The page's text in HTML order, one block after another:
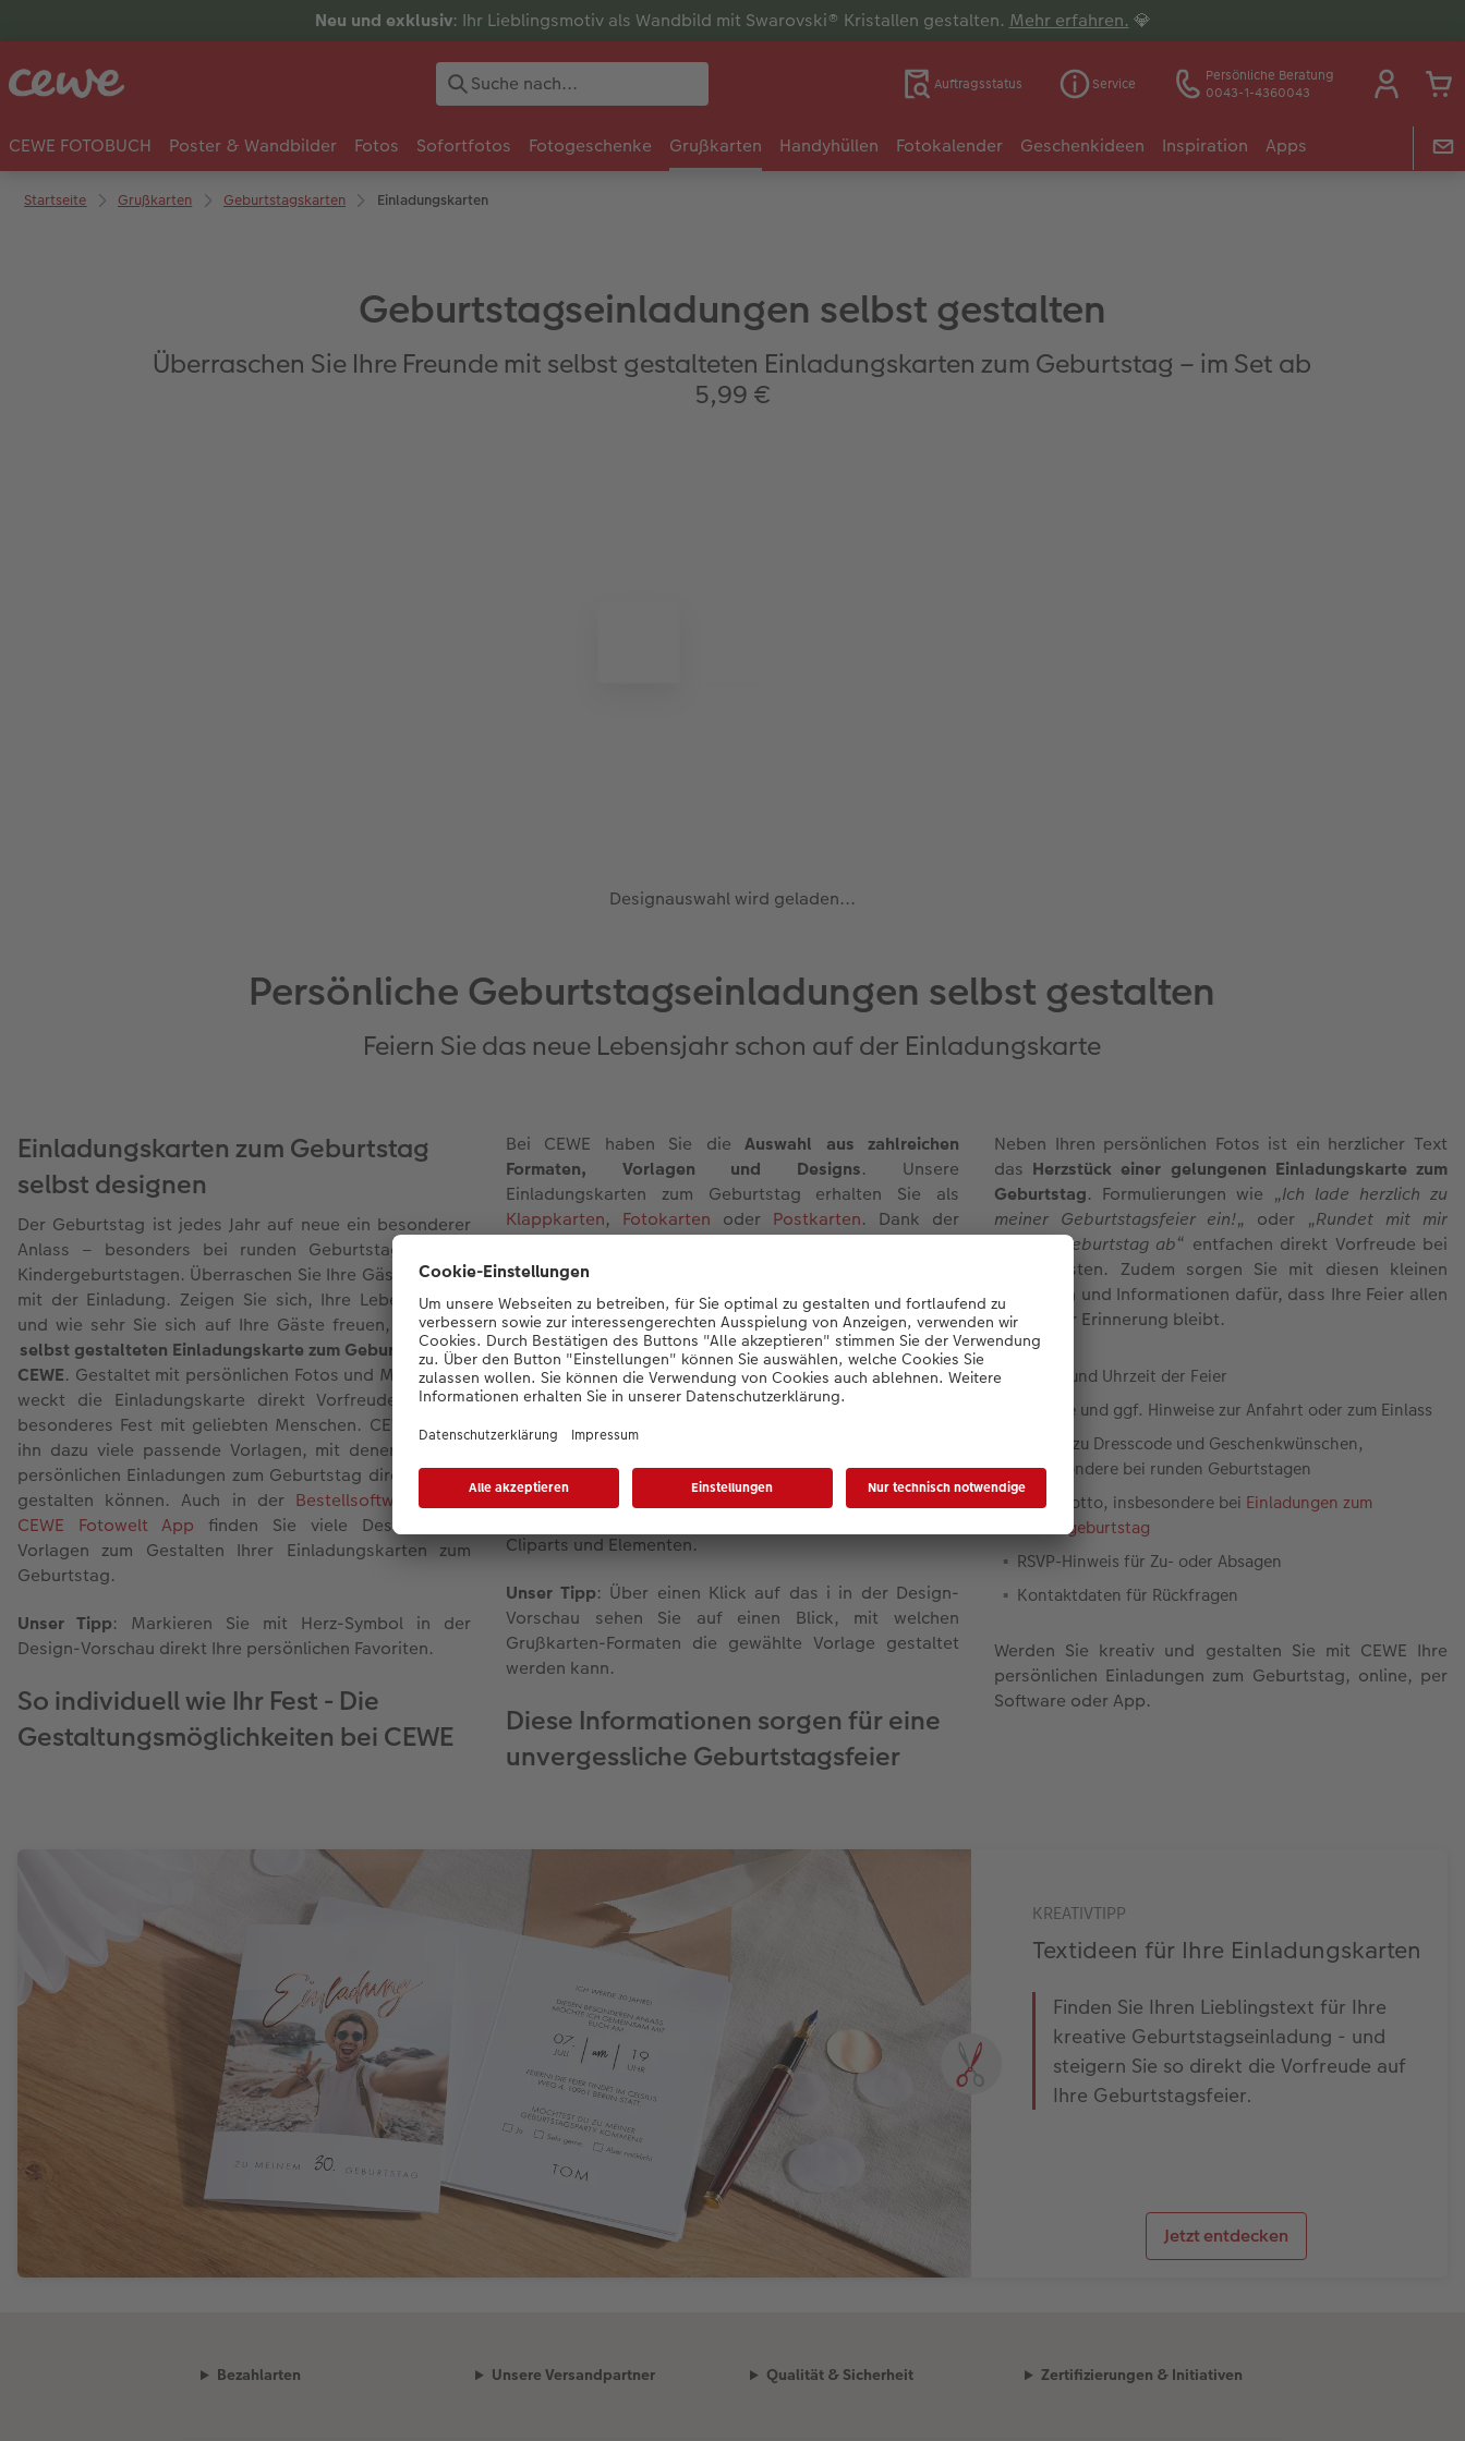
Neu und exklusiv: Ihr Lieblingsmotiv als Wandbild mit Swarovski® Kristallen gestalten. Mehr erfahren. 💎
Auftragsstatus Service
Persönliche Beratung
0043-1-4360043
CEWE FOTOBUCH Poster & Wandbilder Fotos Sofortfotos Fotogeschenke Grußkarten Handyhüllen Fotokalender Geschenkideen Inspiration Apps
Startseite Grußkarten Geburtstagskarten Einladungskarten
Geburtstagseinladungen selbst gestalten
Überraschen Sie Ihre Freunde mit selbst gestalteten Einladungskarten zum Geburtstag – im Set ab
5,99 €
Designauswahl wird geladen...
Persönliche Geburtstagseinladungen selbst gestalten
Feiern Sie das neue Lebensjahr schon auf der Einladungskarte
Einladungskarten zum Geburtstag
selbst designen
Der Geburtstag ist jedes Jahr auf neue ein besonderer
Anlass – besonders bei runden Geburtstagen oder
Kindergeburtstagen. Überraschen Sie Ihre Gäste bereits
mit der Einladung. Zeigen Sie sich, Ihre Lebensfreude
und wie sehr Sie sich auf Ihre Gäste freuen, mit einer
selbst gestalteten Einladungskarte zum Geburtstag von
CEWE. Gestaltet mit persönlichen Fotos und Momenten,
weckt die Einladungskarte direkt Vorfreude auf ein
besonderes Fest mit geliebten Menschen. CEWE bietet
ihn dazu viele passende Vorlagen, mit denen Sie Ihre
persönlichen Einladungen zum Geburtstag direkt online
gestalten können. Auch in der Bestellsoftware oder
CEWE Fotowelt App finden Sie viele Designs und
Vorlagen zum Gestalten Ihrer Einladungskarten zum
Geburtstag.
Unser Tipp: Markieren Sie mit Herz-Symbol in der
Design-Vorschau direkt Ihre persönlichen Favoriten.
So individuell wie Ihr Fest - Die
Gestaltungsmöglichkeiten bei CEWE
Bei CEWE haben Sie die Auswahl aus zahlreichen
Formaten, Vorlagen und Designs. Unsere
Einladungskarten zum Geburtstag erhalten Sie als
Klappkarten, Fotokarten oder Postkarten. Dank der
Gestaltungsoptionen, wie zum Beispiel Veredelungen,
erkennen Sie sofort, ob die gewählte Designvorlage
Ihren Vorstellungen entspricht. Unsere vier
hochwertigen Papierarten besitzen jeweils eine
Grammatur von 300 g/m², für ein besonderes Gefühl
beim Berühren der Einladungskarten. Gestalten und
vollkommen nach Ihren Wünschen. Gestalten Sie
wahlweise Außen- sowie Innenseiten Ihrer
Einladungskarten
mit eigenen Botschaften, Fotos,
Cliparts und Elementen.
Unser Tipp: Über einen Klick auf das i in der Design-
Vorschau sehen Sie auf einen Blick, mit welchen
Grußkarten-Formaten die gewählte Vorlage gestaltet
werden kann.
Diese Informationen sorgen für eine
unvergessliche Geburtstagsfeier
Neben Ihren persönlichen Fotos ist ein herzlicher Text
das Herzstück einer gelungenen Einladungskarte zum
Geburtstag. Formulierungen wie „Ich lade herzlich zu
meiner Geburtstagsfeier ein!„ oder „Rundet mit mir
meinen Geburtstag ab“ entfachen direkt Vorfreude bei
Ihren Gästen. Zudem sorgen Sie mit diesen kleinen
Hinweisen und Informationen dafür, dass Ihre Feier allen
in schöner Erinnerung bleibt.
Datum und Uhrzeit der Feier
Adresse und ggf. Hinweise zur Anfahrt oder zum Einlass
Details zu Dresscode und Geschenkwünschen,
insbesondere bei runden Geburtstagen
Partymotto, insbesondere bei Einladungen zum
Kindergeburtstag
RSVP-Hinweis für Zu- oder Absagen
Kontaktdaten für Rückfragen
Werden Sie kreativ und gestalten Sie mit CEWE Ihre
persönlichen Einladungen zum Geburtstag, online, per
Software oder App.
KREATIVTIPP
Textideen für Ihre Einladungskarten
Finden Sie Ihren Lieblingstext für Ihre
kreative Geburtstagseinladung - und
steigern Sie so direkt die Vorfreude auf
Ihre Geburtstagsfeier.
Jetzt entdecken
Bezahlarten Unsere Versandpartner Qualität & Sicherheit Zertifizierungen & Initiativen